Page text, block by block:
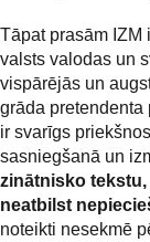
Tāpat prasām IZM
valsts valodas un
vispārējās un
grāda pretendenta
ir svarīgs
sasniegšanā un
zinātnisko
neatbilst
noteikti nesekmē